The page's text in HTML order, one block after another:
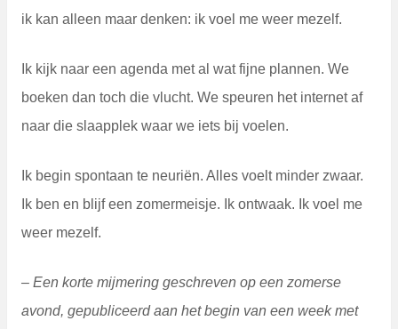
ik kan alleen maar denken: ik voel me weer mezelf.
Ik kijk naar een agenda met al wat fijne plannen. We
boeken dan toch die vlucht. We speuren het internet af
naar die slaapplek waar we iets bij voelen.
Ik begin spontaan te neuriën. Alles voelt minder zwaar.
Ik ben en blijf een zomermeisje. Ik ontwaak. Ik voel me
weer mezelf.
– Een korte mijmering geschreven op een zomerse
avond, gepubliceerd aan het begin van een week met